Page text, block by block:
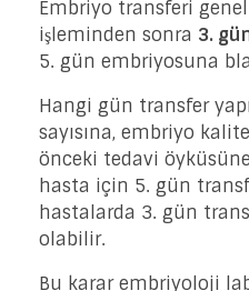
Embriyo transferi
işleminden sonra 3.
5. gün embriyosuna
Hangi gün transfer
sayısına, embriyo
önceki tedavi
hasta için 5. gün
hastalarda 3. gün
olabilir.
Bu karar embriyoloji